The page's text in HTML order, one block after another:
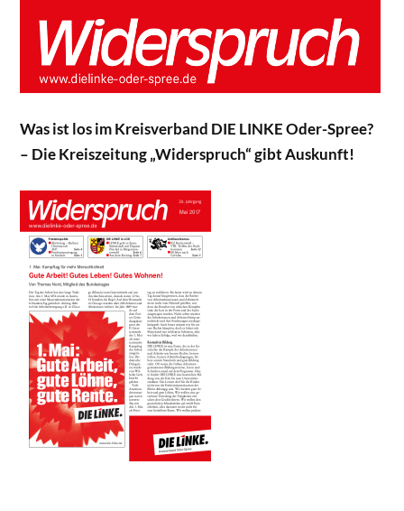
Was ist los im Kreisverband DIE LINKE Oder-Spree?
– Die Kreiszeitung „Widerspruch“ gibt Auskunft!